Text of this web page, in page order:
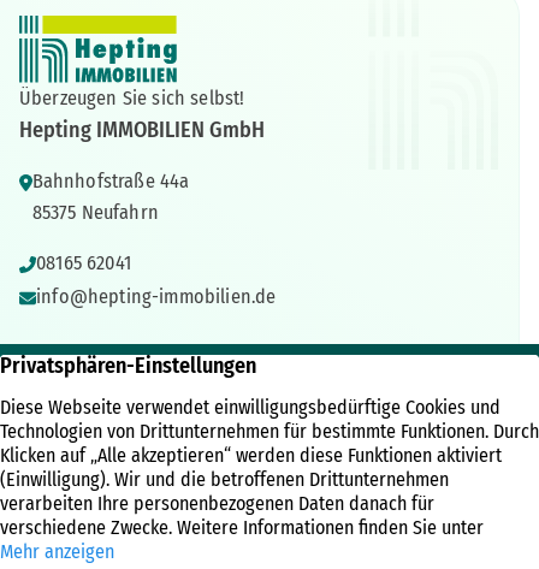
Überzeugen Sie sich selbst!
Hepting IMMOBILIEN GmbH
Bahnhofstraße 44a
85375 Neufahrn
08165 62041
info@hepting-immobilien.de
IMMOBILIEN
Immobilienangebote
Referenzen
Immobilien News
ÜBER UNS
Unternehmen
Kundenbewertungen
Team
RECHTLICHES
Kontakt
Impressum
Datenschutz